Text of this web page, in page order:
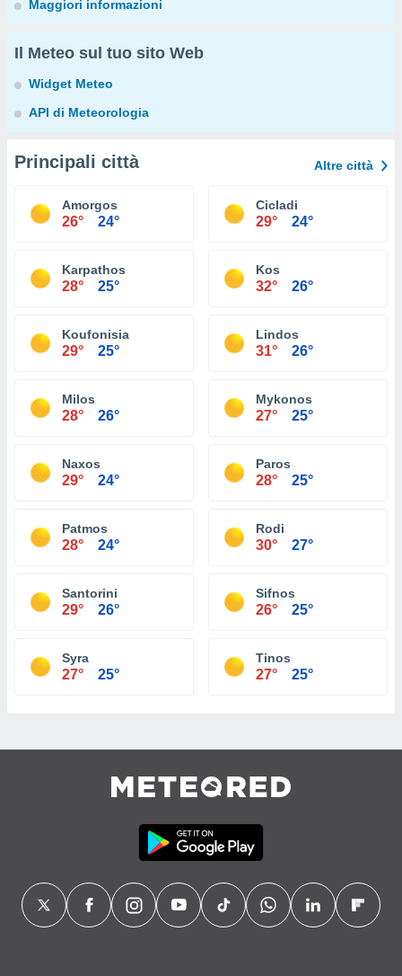
Maggiori informazioni
Il Meteo sul tuo sito Web
Widget Meteo
API di Meteorologia
Principali città Altre città
Amorgos
26° 24°
Cicladi
29° 24°
Karpathos
28° 25°
Kos
32° 26°
Koufonisia
29° 25°
Lindos
31° 26°
Milos
28° 26°
Mykonos
27° 25°
Naxos
29° 24°
Paros
28° 25°
Patmos
28° 24°
Rodi
30° 27°
Santorini
29° 26°
Sifnos
26° 25°
Syra
27° 25°
Tinos
27° 25°